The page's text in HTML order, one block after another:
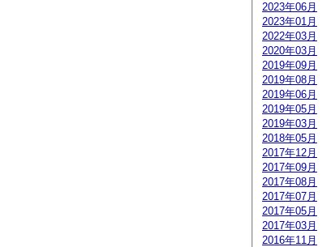
2023年06月
2023年01月
2022年03月
2020年03月
2019年09月
2019年08月
2019年06月
2019年05月
2019年03月
2018年05月
2017年12月
2017年09月
2017年08月
2017年07月
2017年05月
2017年03月
2016年11月